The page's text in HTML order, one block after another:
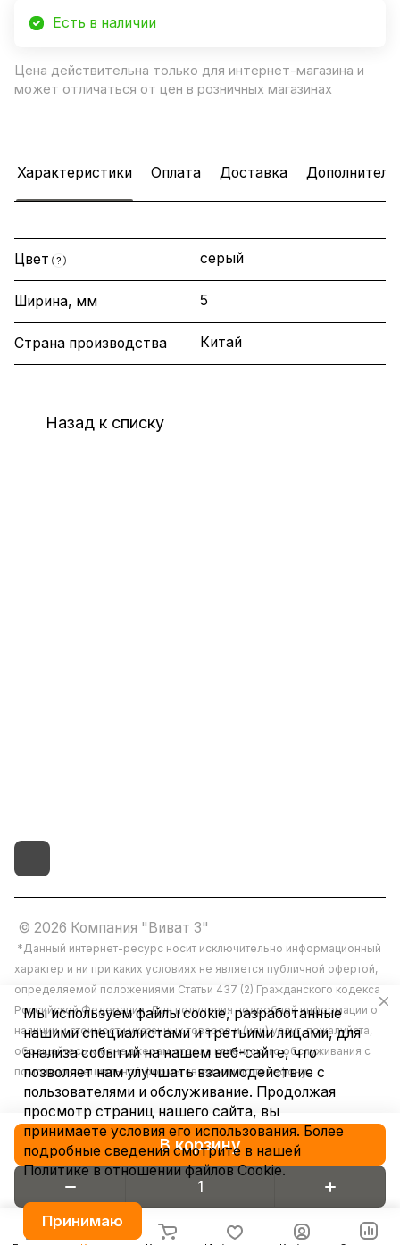
В корзину
Есть в наличии
Цена действительна только для интернет-магазина и
может отличаться от цен в розничных магазинах
Характеристики Оплата Доставка
Цвет ? серый
Ширина, мм 5
Страна производства Китай
Назад к списку
© 2026 Компания "Виват 3"
*Данный интернет-ресурс носит исключительно информационный
характер и ни при каких условиях не является публичной офертой,
определяемой положениями Статьи 437 (2) Гражданского кодекса
Российской Федерации. Для получения подробной информации о
наличии и стоимости указанных товаров и (или) услуг, пожалуйста,
обращайтесь к менеджерам отдела клиентского обслуживания с
помощью специальной формы связи или по телефону.
Конфиденциальность
Мы используем файлы cookie, разработанные
нашими специалистами и третьими лицами, для
анализа событий на нашем веб-сайте, что
позволяет нам улучшать взаимодействие с
пользователями и обслуживание. Продолжая
просмотр страниц нашего сайта, вы
принимаете условия его использования. Более
подробные сведения смотрите в нашей
Политике в отношении файлов Cookie.
Принимаю